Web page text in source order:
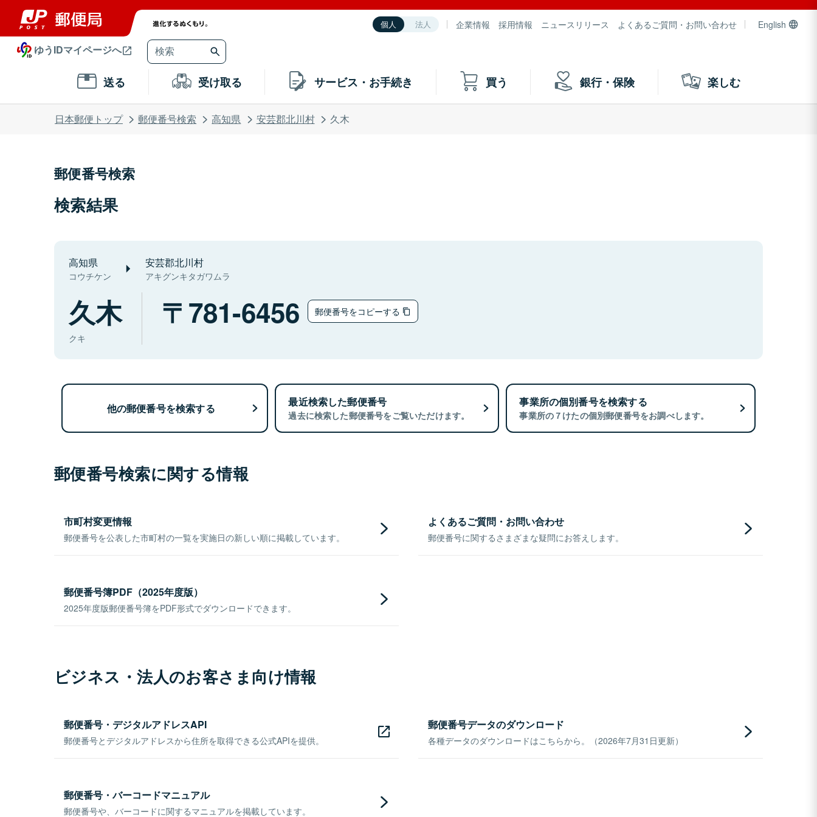
個人 法人 企業情報 採用情報 ニュースリリース よくあるご質問・お問い合わせ English
ゆうIDマイページへ
送る 受け取る サービス・お手続き 買う 銀行・保険 楽しむ
日本郵便トップ 郵便番号検索 高知県 安芸郡北川村 久木
郵便番号検索
検索結果
高知県
コウチケン
安芸郡北川村
アキグンキタガワムラ
久木
クキ
781-6456 郵便番号をコピーする
他の郵便番号を検索する 最近検索した郵便番号
過去に検索した郵便番号をご覧いただけます。
事業所の個別番号を検索する
事業所の７けたの個別郵便番号をお調べします。
郵便番号検索に関する情報
市町村変更情報
郵便番号を公表した市町村の一覧を実施日の新しい順に掲載しています。
よくあるご質問・お問い合わせ
郵便番号に関するさまざまな疑問にお答えします。
郵便番号簿PDF（2025年度版）
2025年度版郵便番号簿をPDF形式でダウンロードできます。
ビジネス・法人のお客さま向け情報
郵便番号・デジタルアドレスAPI
郵便番号とデジタルアドレスから住所を取得できる公式APIを提供。
郵便番号データのダウンロード
各種データのダウンロードはこちらから。（2026年7月31日更新）
郵便番号・バーコードマニュアル
郵便番号や、バーコードに関するマニュアルを掲載しています。